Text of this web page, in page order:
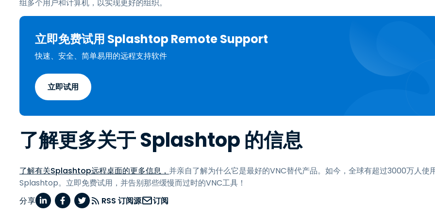
组多个用户和计算机，以实现更好的组织。
立即免费试用 Splashtop Remote Support
快速、安全、简单易用的远程支持软件
立即试用
了解更多关于 Splashtop 的信息
了解有关Splashtop远程桌面的更多信息， 并亲自了解为什么它是最好的VNC替代产品。如今，全球有超过3000万人使
Splashtop。立即免费试用，并告别那些缓慢而过时的VNC工具！
分享
RSS 订阅源 订阅